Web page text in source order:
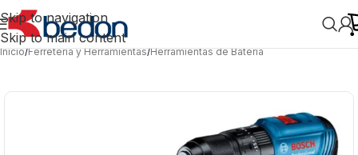
Skip to navigation
Skip to main content
Inicio/Ferretería y Herramientas/Herramientas de Batería